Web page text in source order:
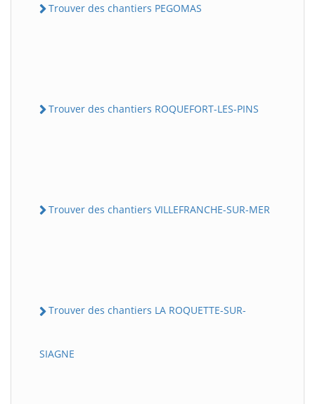
Trouver des chantiers PEGOMAS
Trouver des chantiers ROQUEFORT-LES-PINS
Trouver des chantiers VILLEFRANCHE-SUR-MER
Trouver des chantiers LA ROQUETTE-SUR-
SIAGNE